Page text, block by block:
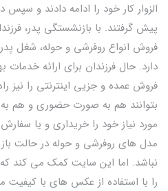
الزوار کار خود را ادامه دادند و
پیش گرفتند. با بازنشستگی پدر،
فروش عمده و جزیی اینترنتی را نیز
بتوانند هم به صورت حضوری و هم
مورد نیاز خود را خریداری و یا
مدل های روفرشی و حوله در حالت
نباشد. اما این سایت کمک می کند که
را با استفاده از عکس های با کیفیت